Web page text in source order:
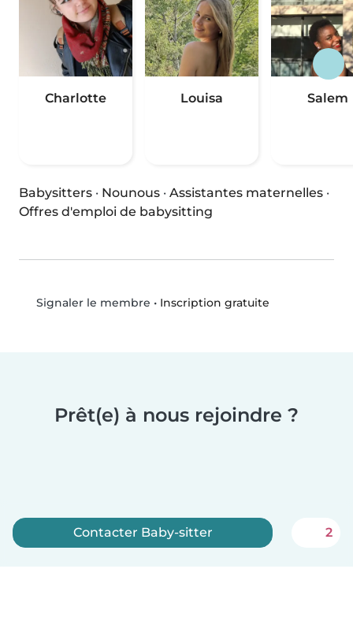
Charlotte Louisa Salem
Babysitters · Nounous · Assistantes maternelles ·
Offres d'emploi de babysitting
Signaler le membre • Inscription gratuite
Prêt(e) à nous rejoindre ?
Contacter Baby-sitter 2